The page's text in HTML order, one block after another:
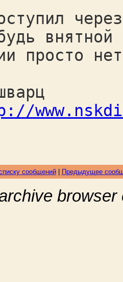
внятной
просто
сообщений| Предыдущее